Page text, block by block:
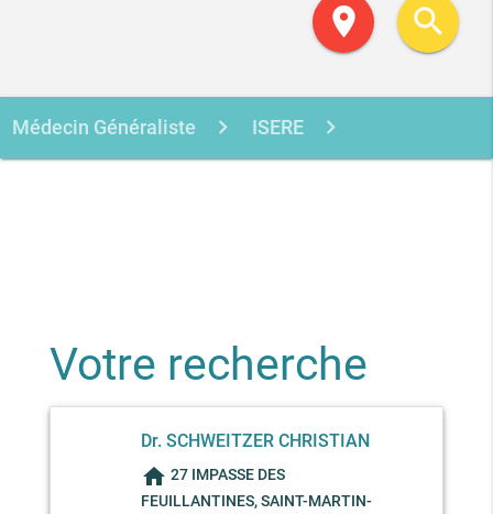
location_on search
Médecin Généraliste ISERE
Votre recherche
Dr. SCHWEITZER CHRISTIAN
home 27 IMPASSE DES
FEUILLANTINES, SAINT-MARTIN-